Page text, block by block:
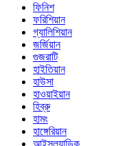
ফিনিশ
ফরিশিয়ান
গ্যালিশিয়ান
জর্জিয়ান
গুজরাটি
হাইতিয়ান
হাউসা
হাওয়াইয়ান
হিব্রু
হামং
হাঙ্গেরিয়ান
আইসল্যান্ডিক